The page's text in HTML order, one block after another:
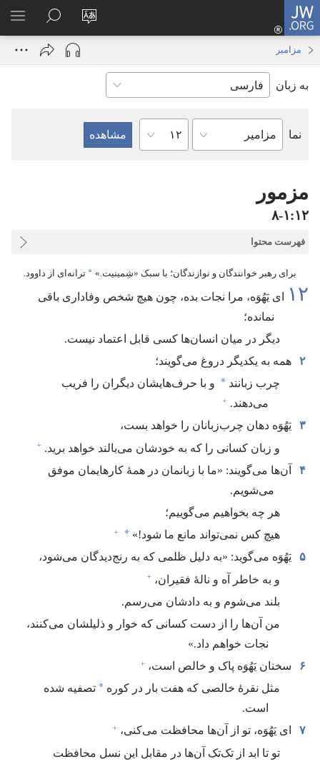
JW.ORG
زبان
سایت
را
ورود
باز
JW.ORG
جستجو
مزامیر
به زبان
نما
کتاب
فصل
مزمور
۱۲‏:‏۱‏-‏۸
فهرست محتوا
برای رهبر خوانندگان و نوازندگان؛‏ با سبک «شِمینیت.‏»‏ * ترانه‌ای از داوود.‏
۱۲
ای یَهُوَه،‏ مرا نجات بده،‏ چون هیچ شخص وفاداری باقی
نمانده؛‏
دیگر در میان انسان‌ها کسی قابل اعتماد نیست.‏
۲
همه به یکدیگر دروغ می‌گویند؛‏
چرب زبانند * و با حرف‌هایشان دیگران را فریب
می‌دهند.‏ +
۳ یَهُوَه دهان چرب‌زبانان را خواهد بست،‏
و زبان کسانی را که به خودشان می‌بالند خواهد برید.‏ +
۴
آن‌ها می‌گویند:‏ «ما با زبانمان در همهٔ کارهایمان موفق
می‌شویم.‏
هر چه بخواهیم می‌گوییم؛‏
هیچ کس نمی‌تواند مانع ما شود!‏»‏ *
+
۵ یَهُوَه می‌گوید:‏ «به دلیل ظلمی که به رنج‌دیدگان می‌شود،‏
و به خاطر آه و نالهٔ فقیران،‏ +
بلند می‌شوم و به دادشان می‌رسم.‏
من آن‌ها را از دست کسانی که خوار و ذلیلشان می‌کنند،‏
نجات خواهم داد.‏»‏
۶
سخنان یَهُوَه پاک و خالص است،‏ +
مثل نقرهٔ خالصی که هفت بار در کوره * تصفیه شده
است.‏
۷
ای یَهُوَه،‏ تو از آن‌ها محافظت می‌کنی،‏ +
تو تا ابد از تک‌تک آن‌ها در مقابل این نسل محافظت